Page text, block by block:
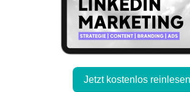
Jetzt kostenlos reinlesen